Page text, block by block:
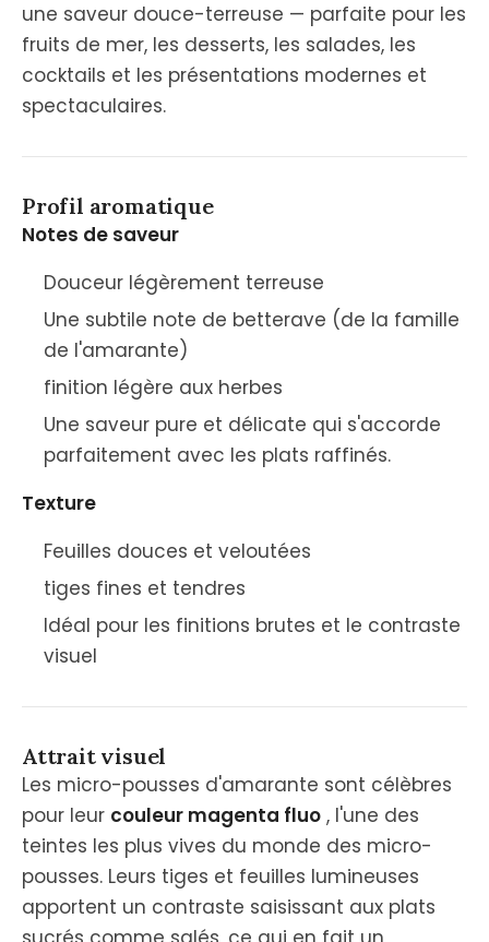
une saveur douce-terreuse — parfaite pour les
fruits de mer, les desserts, les salades, les
cocktails et les présentations modernes et
spectaculaires.
Profil aromatique
Notes de saveur
Douceur légèrement terreuse
Une subtile note de betterave (de la famille
de l'amarante)
finition légère aux herbes
Une saveur pure et délicate qui s'accorde
parfaitement avec les plats raffinés.
Texture
Feuilles douces et veloutées
tiges fines et tendres
Idéal pour les finitions brutes et le contraste
visuel
Attrait visuel
Les micro-pousses d'amarante sont célèbres
pour leur couleur magenta fluo , l'une des
teintes les plus vives du monde des micro-
pousses. Leurs tiges et feuilles lumineuses
apportent un contraste saisissant aux plats